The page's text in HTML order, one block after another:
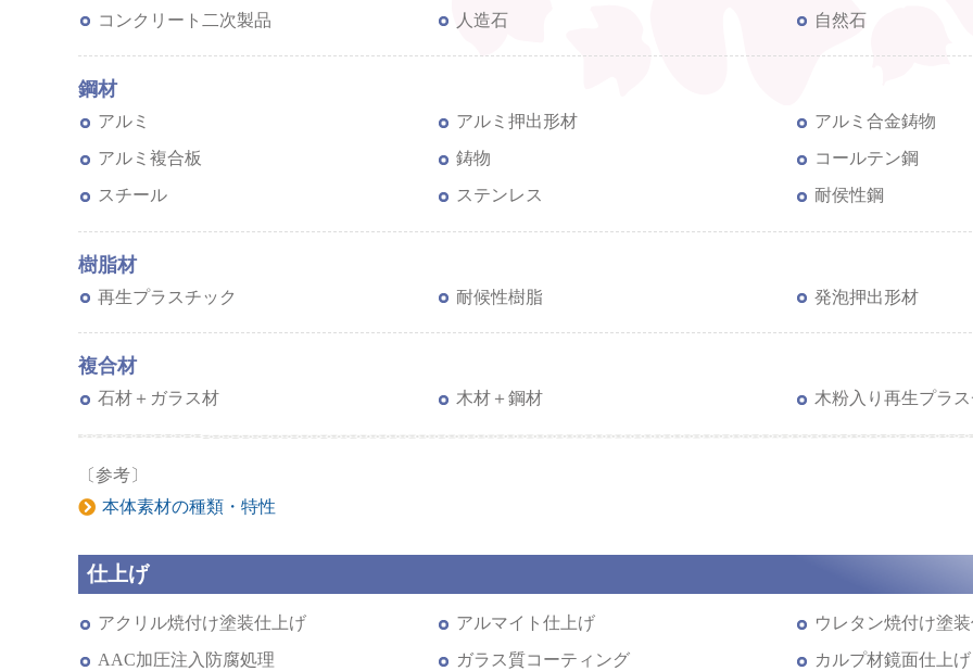
コンクリート二次製品 人造石 自然石
鋼材
アルミ アルミ押出形材
アルミ合金鋳物
アルミ複合板
鋳物
コールテン鋼
スチール
ステンレス 耐侯性鋼
樹脂材
再生プラスチック 耐候性樹脂 発泡押出形材
複合材
石材＋ガラス材 木材＋鋼材 木粉入り再生プラ
〔参考〕
本体素材の種類・特性
仕上げ
アクリル焼付け塗装仕上げ アルマイト仕上げ
ウレタン焼付け塗
AAC加圧注入防腐処理
ガラス質コーティング
カルプ材鏡面仕上げ